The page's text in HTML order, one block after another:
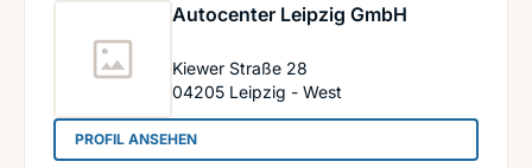
Autocenter Leipzig GmbH
Kiewer Straße 28
04205 Leipzig - West
PROFIL ANSEHEN: Autocenter Leipzig GmbH